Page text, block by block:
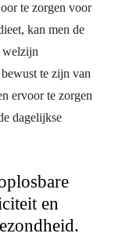
te zorgen voor
kan men de
welzijn
te zijn van
ervoor te zorgen
dagelijkse
en